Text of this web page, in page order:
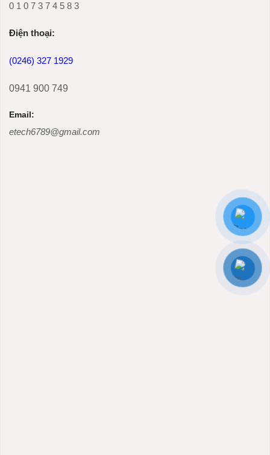
0 1 0 7 3 7 4 5 8 3
Ðiện thoại:
(0246) 327 1929
0941 900 749
Email:
etech6789@gmail.com